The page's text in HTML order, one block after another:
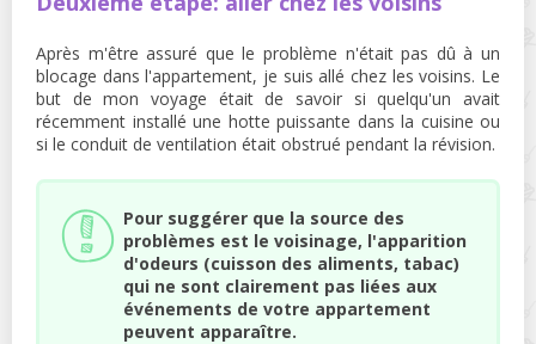
Après m'être assuré que le problème n'était pas dû à un
blocage dans l'appartement, je suis allé chez les voisins. Le
but de mon voyage était de savoir si quelqu'un avait
récemment installé une hotte puissante dans la cuisine ou
si le conduit de ventilation était obstrué pendant la révision.
Pour suggérer que la source des
problèmes est le voisinage, l'apparition
d'odeurs (cuisson des aliments, tabac)
qui ne sont clairement pas liées aux
événements de votre appartement
peuvent apparaître.